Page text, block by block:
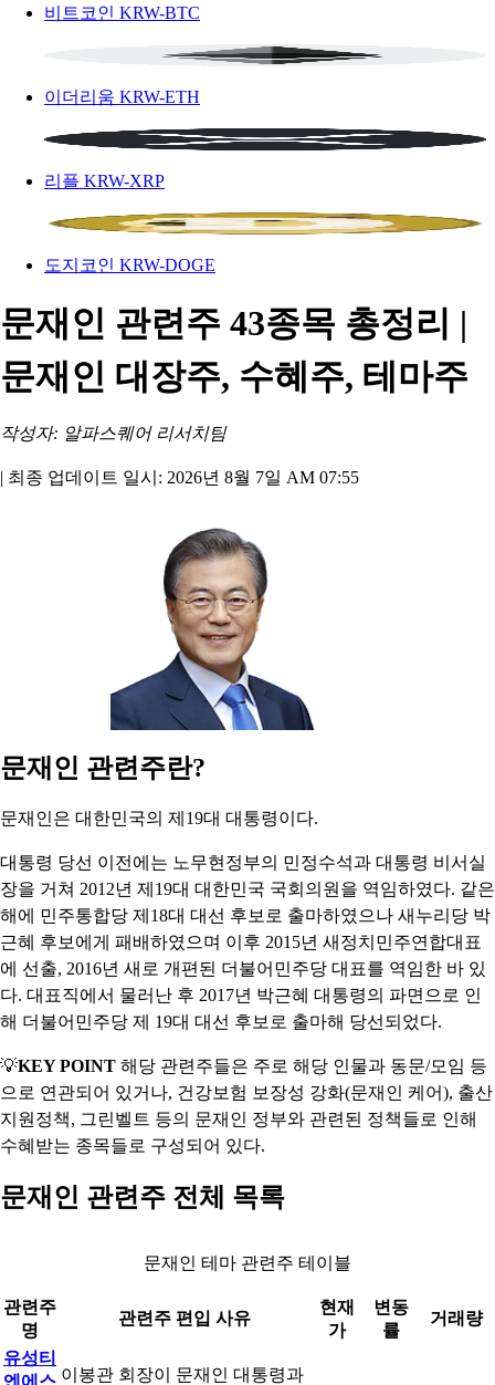
비트코인 KRW-BTC
이더리움 KRW-ETH
리플 KRW-XRP
도지코인 KRW-DOGE
문재인 관련주 43종목 총정리 |
문재인 대장주, 수혜주, 테마주
작성자: 알파스퀘어 리서치팀
| 최종 업데이트 일시: 2026년 8월 7일 AM 07:55
문재인 관련주란?
문재인은 대한민국의 제19대 대통령이다.
대통령 당선 이전에는 노무현정부의 민정수석과 대통령 비서실
장을 거쳐 2012년 제19대 대한민국 국회의원을 역임하였다. 같은
해에 민주통합당 제18대 대선 후보로 출마하였으나 새누리당 박
근혜 후보에게 패배하였으며 이후 2015년 새정치민주연합대표
에 선출, 2016년 새로 개편된 더불어민주당 대표를 역임한 바 있
다. 대표직에서 물러난 후 2017년 박근혜 대통령의 파면으로 인
해 더불어민주당 제 19대 대선 후보로 출마해 당선되었다.
💡KEY POINT 해당 관련주들은 주로 해당 인물과 동문/모임 등
으로 연관되어 있거나, 건강보험 보장성 강화(문재인 케어), 출산
지원정책, 그린벨트 등의 문재인 정부와 관련된 정책들로 인해
수혜받는 종목들로 구성되어 있다.
문재인 관련주 전체 목록
문재인 테마 관련주 테이블
관련주
명
관련주 편입 사유
현재
가
변동
률
거래량
유성티
엔에스 이봉관 회장이 문재인 대통령과